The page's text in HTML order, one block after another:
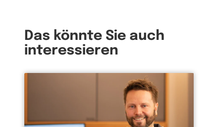
Das könnte Sie auch
interessieren